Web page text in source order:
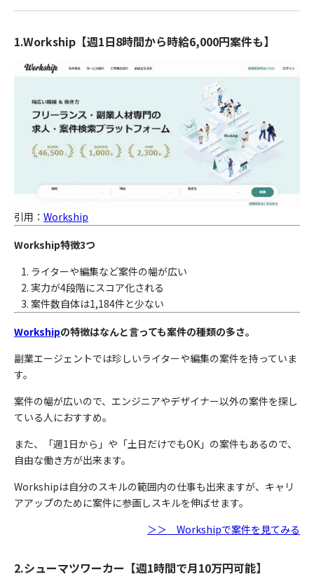
1.Workship【週1日8時間から時給6,000円案件も】
引用： Workship
Workship特徴3つ
ライターや編集など案件の幅が広い
実力が4段階にスコア化される
案件数自体は1,184件と少ない
Workshipの特徴はなんと言っても案件の種類の多さ。
副業エージェントでは珍しいライターや編集の案件を持っていま
す。
案件の幅が広いので、エンジニアやデザイナー以外の案件を探し
ている人におすすめ。
また、「週1日から」や「土日だけでもOK」の案件もあるので、
自由な働き方が出来ます。
Workshipは自分のスキルの範囲内の仕事も出来ますが、キャリ
アアップのために案件に参画しスキルを伸ばせます。
＞＞ Workshipで案件を見てみる
2.シューマツワーカー【週1時間で月10万円可能】